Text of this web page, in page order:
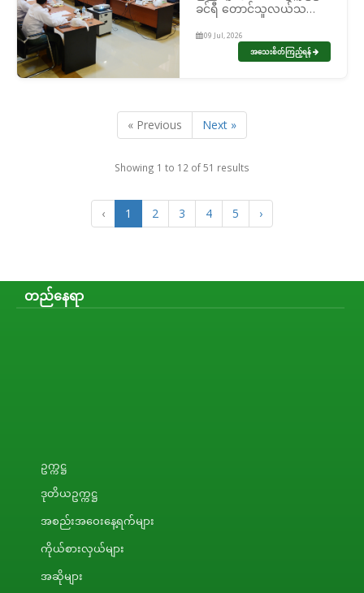
ခင်ရီ တောင်သူလယ်သမား
တွေ့ဆုံ
09 Jul, 2026
အသေးစိတ်ကြည့်ရန်
« Previous Next »
Showing 1 to 12 of51 results
‹ 1 2 3 4 5 ›
တည်နေရာ
ဥက္ကဋ္ဌ
ဒုတိယဥက္ကဋ္ဌ
အစည်းအဝေးနေ့ရက်များ
ကိုယ်စားလှယ်များ
အဆိုများ